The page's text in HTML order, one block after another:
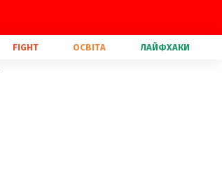
FIGHT ОСВІТА ЛАЙФХАКИ